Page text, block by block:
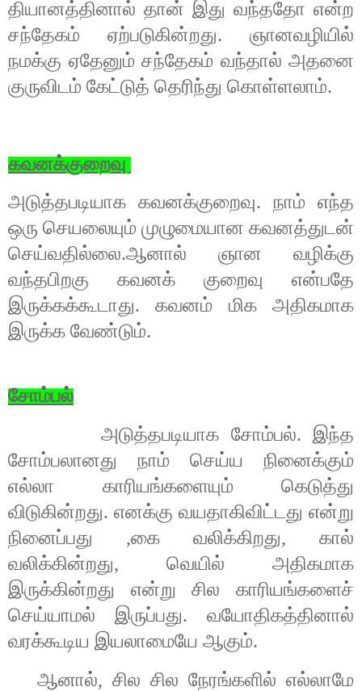
தியானத்தினால் தான் இது வந்ததோ என்ற
சந்தேகம் ஏற்படுகின்றது. ஞானவழியில்
நமக்கு ஏதேனும் சந்தேகம் வந்தால் அதனை
குருவிடம் கேட்டுத் தெரிந்து கொள்ளலாம்.
கவனக்குறைவு
அடுத்தபடியாக கவனக்குறைவு. நாம் எந்த
ஒரு செயலையும் முழுமையான கவனத்துடன்
செய்வதில்லை.ஆனால் ஞான வழிக்கு
வந்தபிறகு கவனக் குறைவு என்பதே
இருக்கக்கூடாது. கவனம் மிக அதிகமாக
இருக்க வேண்டும்.
சோம்பல்
அடுத்தபடியாக சோம்பல். இந்த
சோம்பலானது நாம் செய்ய நினைக்கும்
எல்லா காரியங்களையும் கெடுத்து
விடுகின்றது. எனக்கு வயதாகிவிட்டது என்று
நினைப்பது ,கை வலிக்கிறது, கால்
வலிக்கின்றது, வெயில் அதிகமாக
இருக்கின்றது என்று சில காரியங்களைச்
செய்யாமல் இருப்பது. வயோதிகத்தினால்
வரக்கூடிய இயலாமையே ஆகும்.
ஆனால், சில சில நேரங்களில் எல்லாமே